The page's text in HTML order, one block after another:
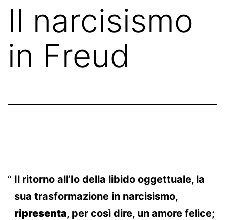
Il narcisismo
in Freud
Il ritorno all’Io della libido oggettuale, la
sua trasformazione in narcisismo,
ripresenta, per così dire, un amore felice;